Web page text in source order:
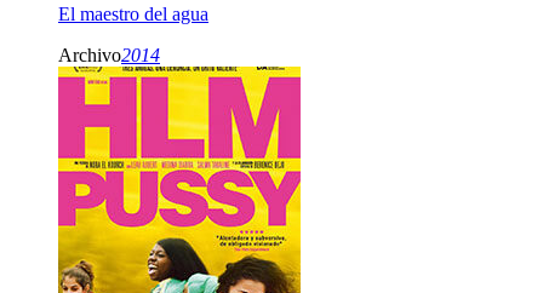
El maestro del agua
Archivo2014